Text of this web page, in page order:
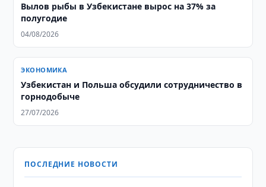
Вылов рыбы в Узбекистане вырос на 37% за
полугодие
04/08/2026
ЭКОНОМИКА
Узбекистан и Польша обсудили сотрудничество в
горнодобыче
27/07/2026
ПОСЛЕДНИЕ НОВОСТИ